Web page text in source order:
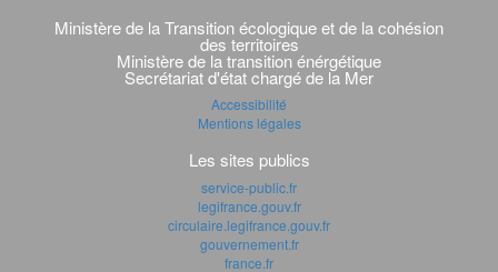
Navigation
transverse
Ministère de la Transition écologique et de la cohésion
des territoires
Ministère de la transition énérgétique
Secrétariat d'état chargé de la Mer
Accessibilité
Mentions légales
Les sites publics
service-public.fr
legifrance.gouv.fr
circulaire.legifrance.gouv.fr
gouvernement.fr
france.fr